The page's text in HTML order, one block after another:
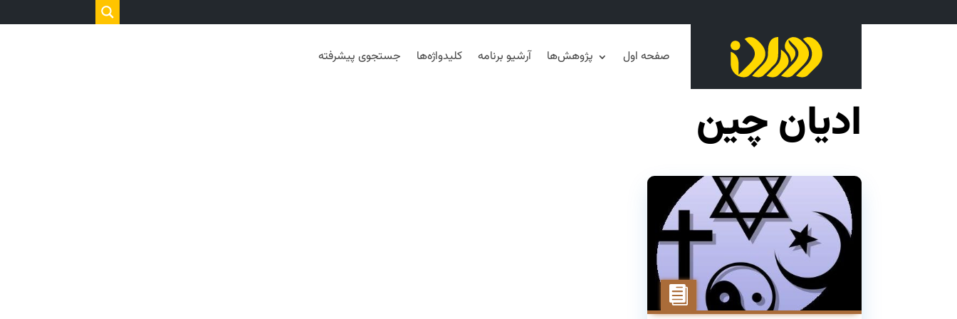
صفحه اول پژوهش‌ها آرشیو برنامه کلیدواژه‌ها جستجوی پیشرفته
ادیان چین